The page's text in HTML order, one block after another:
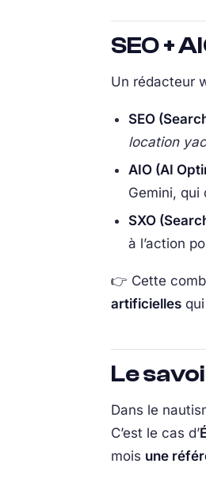
SEO +
Un rédacteur
SEO
location
AIO (AI
Gemini, qui
SXO
à l’action
👉 Cette
artificielles
Le
Dans le
C’est le cas d’
mois une